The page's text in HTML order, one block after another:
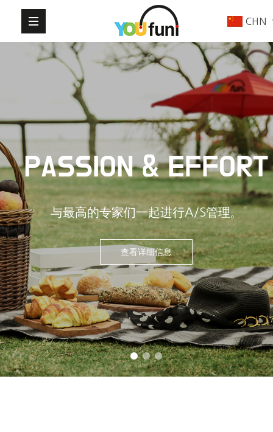
CHN
PASSION & EFFORT
与最高的专家们一起进行A/S管理。
查看详细信息